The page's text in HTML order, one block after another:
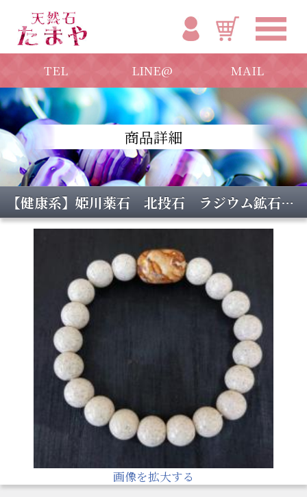
TEL LINE@ MAIL
商品詳細
【健康系】姫川薬石 北投石 ラジウム鉱石 ブレスレット つるつる店内研磨
画像を拡大する